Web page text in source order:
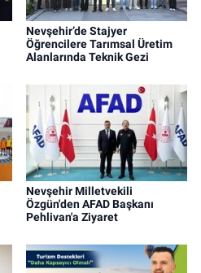
Nevşehir’de Stajyer
Öğrencilere Tarımsal Üretim
Alanlarında Teknik Gezi
Nevşehir Milletvekili
Özgün'den AFAD Başkanı
Pehlivan'a Ziyaret